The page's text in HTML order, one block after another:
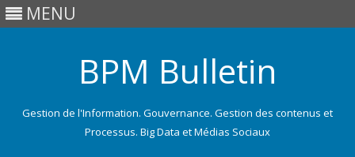
MENU
BPM Bulletin
Gestion de l'Information. Gouvernance. Gestion des contenus et
Processus. Big Data et Médias Sociaux